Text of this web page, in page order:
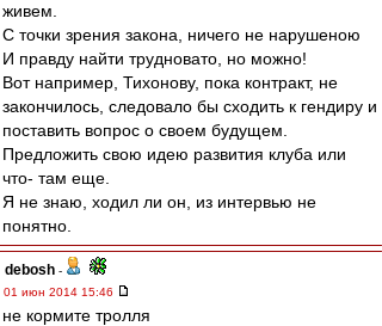
живем.
С точки зрения закона, ничего не нарушеною
И правду найти трудновато, но можно!
Вот например, Тихонову, пока контракт, не
закончилось, следовало бы сходить к гендиру и
поставить вопрос о своем будущем.
Предложить свою идею развития клуба или
что- там еще.
Я не знаю, ходил ли он, из интервью не
понятно.
debosh -
01 июн 2014 15:46
не кормите тролля